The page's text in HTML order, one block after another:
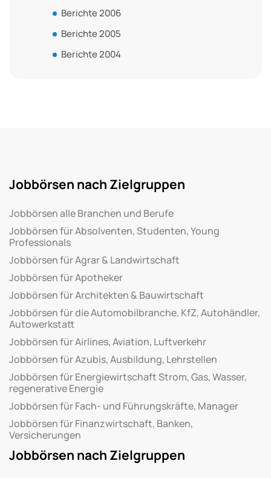
Berichte 2006
Berichte 2005
Berichte 2004
Jobbörsen nach Zielgruppen
Jobbörsen alle Branchen und Berufe
Jobbörsen für Absolventen, Studenten, Young
Professionals
Jobbörsen für Agrar & Landwirtschaft
Jobbörsen für Apotheker
Jobbörsen für Architekten & Bauwirtschaft
Jobbörsen für die Automobilbranche, KfZ, Autohändler,
Autowerkstatt
Jobbörsen für Airlines, Aviation, Luftverkehr
Jobbörsen für Azubis, Ausbildung, Lehrstellen
Jobbörsen für Energiewirtschaft Strom, Gas, Wasser,
regenerative Energie
Jobbörsen für Fach- und Führungskräfte, Manager
Jobbörsen für Finanzwirtschaft, Banken,
Versicherungen
Jobbörsen nach Zielgruppen